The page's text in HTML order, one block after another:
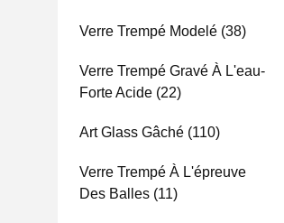
Verre Trempé Modelé (38)
Verre Trempé Gravé À L'eau-
Forte Acide (22)
Art Glass Gâché (110)
Verre Trempé À L'épreuve
Des Balles (11)